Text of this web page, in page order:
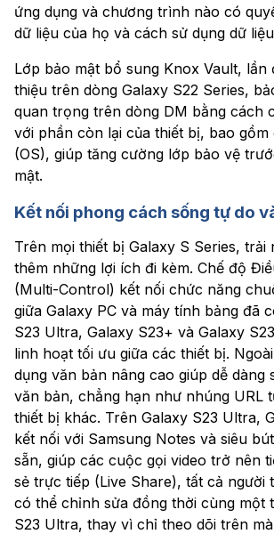
ứng dụng và chương trình nào có
dữ liệu của họ và cách sử dụng dữ
Lớp bảo mật bổ sung Knox Vault, lần
thiệu trên dòng Galaxy S22 Series,
quan trọng trên dòng DM bằng cách
với phần còn lại của thiết bị, bao
(OS), giúp tăng cường lớp bảo vệ
mật.
Kết nối phong cách sống tự do
Trên mọi thiết bị Galaxy S Series, trải
thêm những lợi ích đi kèm. Chế độ
(Multi-Control) kết nối chức năng
giữa Galaxy PC và máy tính bảng đã
S23 Ultra, Galaxy S23+ và Galaxy
linh hoạt tối ưu giữa các thiết bị.
dụng văn bản nâng cao giúp dễ dàng
văn bản, chẳng hạn như nhúng URL
thiết bị khác. Trên Galaxy S23 Ultra,
kết nối với Samsung Notes và siêu
sẵn, giúp các cuộc gọi video trở nên
sẻ trực tiếp (Live Share), tất cả người
có thể chỉnh sửa đồng thời cùng một
S23 Ultra, thay vì chỉ theo dõi trên